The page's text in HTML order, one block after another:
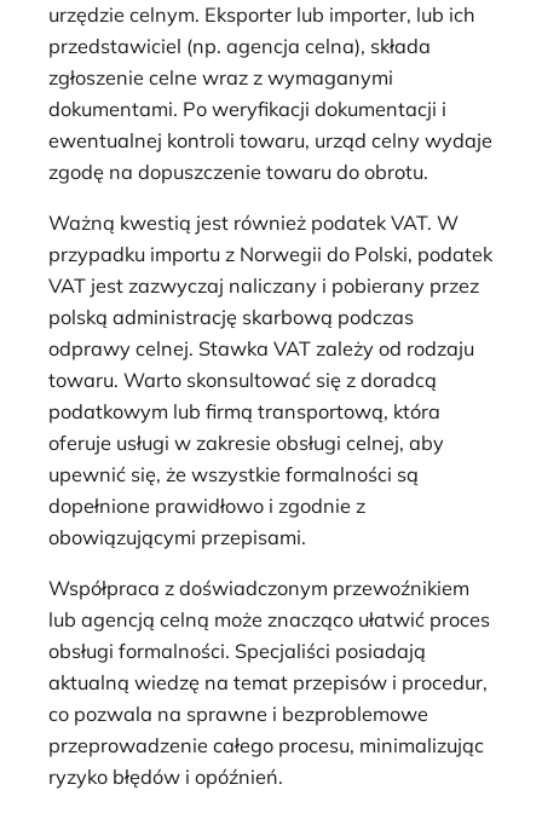
urzędzie celnym. Eksporter lub importer, lub ich
przedstawiciel (np. agencja celna), składa
zgłoszenie celne wraz z wymaganymi
dokumentami. Po weryfikacji dokumentacji i
ewentualnej kontroli towaru, urząd celny wydaje
zgodę na dopuszczenie towaru do obrotu.
Ważną kwestią jest również podatek VAT. W
przypadku importu z Norwegii do Polski, podatek
VAT jest zazwyczaj naliczany i pobierany przez
polską administrację skarbową podczas
odprawy celnej. Stawka VAT zależy od rodzaju
towaru. Warto skonsultować się z doradcą
podatkowym lub firmą transportową, która
oferuje usługi w zakresie obsługi celnej, aby
upewnić się, że wszystkie formalności są
dopełnione prawidłowo i zgodnie z
obowiązującymi przepisami.
Współpraca z doświadczonym przewoźnikiem
lub agencją celną może znacząco ułatwić proces
obsługi formalności. Specjaliści posiadają
aktualną wiedzę na temat przepisów i procedur,
co pozwala na sprawne i bezproblemowe
przeprowadzenie całego procesu, minimalizując
ryzyko błędów i opóźnień.